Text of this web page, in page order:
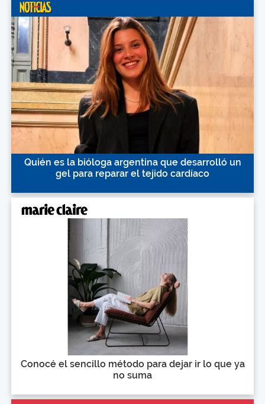
Quién es la bióloga argentina que desarrolló un
gel para reparar el tejido cardíaco
Conocé el sencillo método para dejar ir lo que ya
no suma